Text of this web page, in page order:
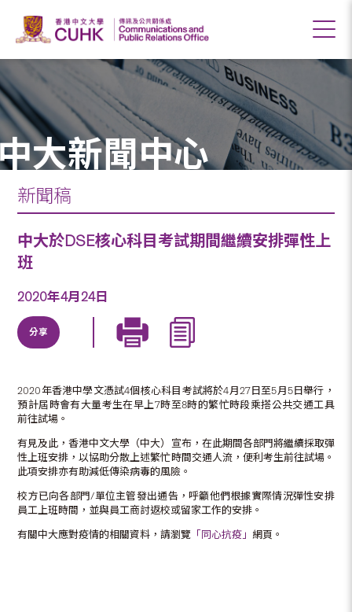
大新聞中心
新聞稿
中大於DSE核心科目考試期間繼續安排彈性上
班
2020年4月24日
分享
2020年香港中學文憑試4個核心科目考試將於4月27日至5月5日舉行，
預計屆時會有大量考生在早上7時至8時的繁忙時段乘搭公共交通工具
前往試場。
有見及此，香港中文大學（中大）宣布，在此期間各部門將繼續採取彈
性上班安排，以協助分散上述繁忙時間交通人流，便利考生前往試場。
此項安排亦有助減低傳染病毒的風險。
校方已向各部門/單位主管發出通告，呼籲他們根據實際情況彈性安排
員工上班時間，並與員工商討返校或留家工作的安排。
有關中大應對疫情的相關資料，請瀏覽 「同心抗疫」 網頁。